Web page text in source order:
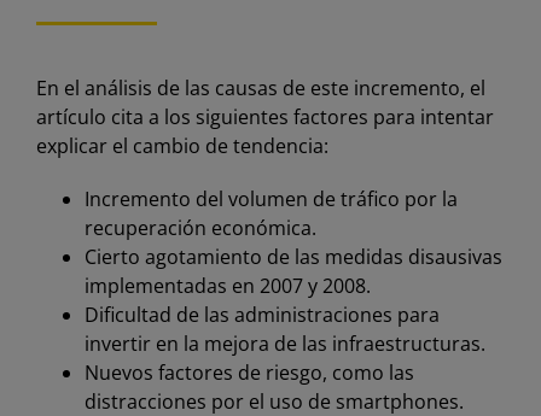
En el análisis de las causas de este incremento, el
artículo cita a los siguientes factores para intentar
explicar el cambio de tendencia:
Incremento del volumen de tráfico por la
recuperación económica.
Cierto agotamiento de las medidas disausivas
implementadas en 2007 y 2008.
Dificultad de las administraciones para
invertir en la mejora de las infraestructuras.
Nuevos factores de riesgo, como las
distracciones por el uso de smartphones.